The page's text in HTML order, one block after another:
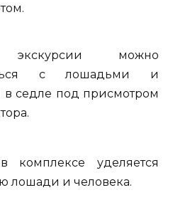
можно
с лошадьми и
в седле под присмотром
уделяется
лошади и человека.